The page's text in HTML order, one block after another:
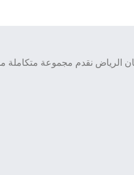
الرياض نقدم مجموعة متكاملة